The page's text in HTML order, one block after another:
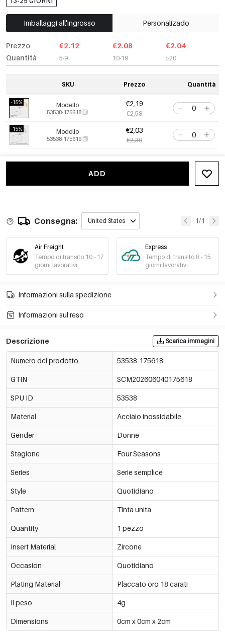
Imballaggi all'ingrosso Personalizado
Prezzo
Quantità
€2.12
5-9
€2.08
10-19
€2.04
≥20
SKU Prezzo Quantità
-15% Modello
53538-175618
€2,19
€2,58
-15% Modello
53538-175619
€2,03
€2,39
ADD
Consegna: United States 1/1
Air Freight
Tempo di transito 10 - 17
giorni lavorativi
Express
Tempo di transito 8 - 15
giorni lavorativi
Informazioni sulla spedizione
Informazioni sul reso
Descrizione Scarica immagini
Numero del prodotto 53538-175618
GTIN SCM202606040175618
SPU ID 53538
Material Acciaio inossidabile
Gender Donne
Stagione Four Seasons
Series Serie semplice
Style Quotidiano
Pattern Tinta unita
Quantity 1 pezzo
Insert Material Zircone
Occasion Quotidiano
Plating Material Placcato oro 18 carati
Il peso 4g
Dimensions 0cm x 0cm x 2cm